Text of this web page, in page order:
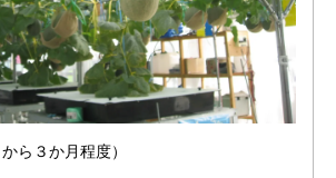
ら３か月程度）